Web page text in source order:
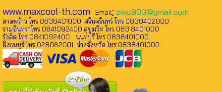
www.maxcool-th.com Email; pwc900@gmail.com
ลาดพร้าว โทร 0838401000 ศรีนครินทร์ โทร 0838402000
รามอินทราโทร 0841092400 สุขุมวิท โทร 083 8401000
รังสิต โทร 0841092400 นนทบุรี โทร 0838401000
ฝั่งธนบุรี โทร 028062001 ต่างจังหวัด โทร 0838401000